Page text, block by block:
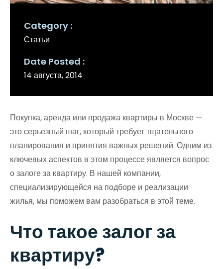
Category
Статьи
Date Posted
14 августа, 2014
Покупка, аренда или продажа квартиры в Москве —
это серьезный шаг, который требует тщательного
планирования и принятия важных решений. Одним из
ключевых аспектов в этом процессе является вопрос
о залоге за квартиру. В нашей компании,
специализирующейся на подборе и реализации
жилья, мы поможем вам разобраться в этой теме.
Что такое залог за
квартиру?